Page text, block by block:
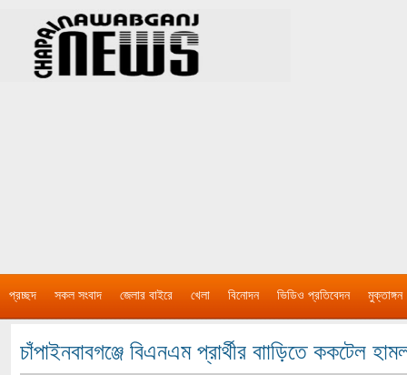
প্রচ্ছদ সকল সংবাদ জেলার বাইরে খেলা বিনোদন ভিডিও প্রতিবেদন মুক্তাঙ্গন
চাঁপাইনবাবগঞ্জে বিএনএম প্রার্থীর বাাড়িতে ককটেল